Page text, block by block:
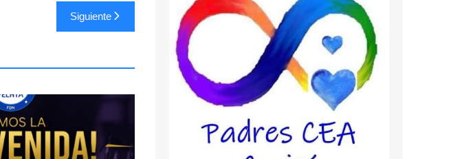
Siguiente